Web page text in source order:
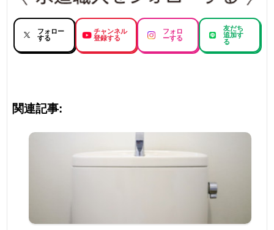
フォロー
する
チャンネル
登録する
フォロ
ーする
友だち
追加す
る
関連記事: